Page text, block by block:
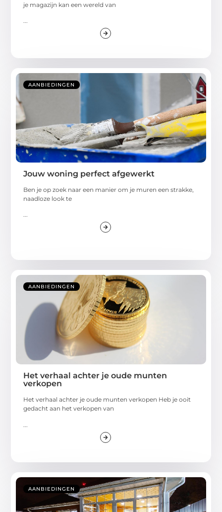
je magazijn kan een wereld van
...
AANBIEDINGEN
Jouw woning perfect afgewerkt
Ben je op zoek naar een manier om je muren een strakke,
naadloze look te
...
AANBIEDINGEN
Het verhaal achter je oude munten
verkopen
Het verhaal achter je oude munten verkopen Heb je ooit
gedacht aan het verkopen van
AANBIEDINGEN